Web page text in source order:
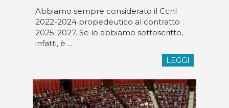
Abbiamo sempre considerato il Ccnl
2022-2024 propedeutico al contratto
2025-2027. Se lo abbiamo sottoscritto,
infatti, è ...
LEGGI